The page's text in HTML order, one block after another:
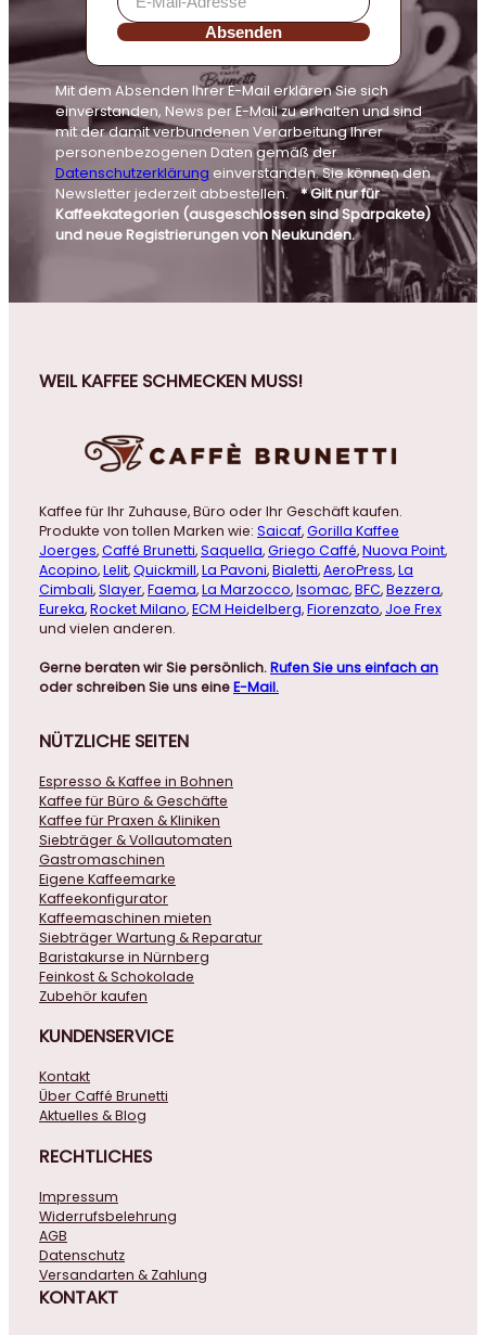
Absenden
Mit dem Absenden Ihrer E-Mail erklären Sie sich
einverstanden, News per E-Mail zu erhalten und sind
mit der damit verbundenen Verarbeitung Ihrer
personenbezogenen Daten gemäß der
Datenschutzerklärung einverstanden. Sie können den
Newsletter jederzeit abbestellen.* Gilt nur für
Kaffeekategorien (ausgeschlossen sind Sparpakete)
und neue Registrierungen von Neukunden.
WEIL KAFFEE SCHMECKEN MUSS!
Kaffee für Ihr Zuhause, Büro oder Ihr Geschäft kaufen.
Produkte von tollen Marken wie: Saicaf,Gorilla Kaffee
Joerges,Caffé Brunetti,Saquella,Griego Caffé,Nuova Point,
Acopino,Lelit,Quickmill,La Pavoni,Bialetti,AeroPress,La
Cimbali,Slayer,Faema,La Marzocco,Isomac,BFC,Bezzera,
Eureka,Rocket Milano,ECM Heidelberg,Fiorenzato, Joe Frex
und vielen anderen.
Gerne beraten wir Sie persönlich.Rufen Sie uns einfach an
oder schreiben Sie uns eineE-Mail.
NÜTZLICHE SEITEN
Espresso & Kaffee in Bohnen
Kaffee für Büro & Geschäfte
Kaffee für Praxen & Kliniken
Siebträger & Vollautomaten
Gastromaschinen
Eigene Kaffeemarke
Kaffeekonfigurator
Kaffeemaschinen mieten
Siebträger Wartung & Reparatur
Baristakurse in Nürnberg
Feinkost & Schokolade
Zubehör kaufen
KUNDENSERVICE
Kontakt
Über Caffé Brunetti
Aktuelles & Blog
RECHTLICHES
Impressum
Widerrufsbelehrung
AGB
Datenschutz
Versandarten & Zahlung
KONTAKT